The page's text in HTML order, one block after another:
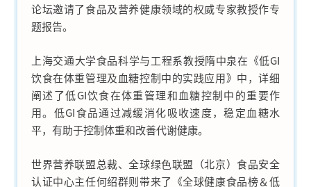
论坛邀请了食品及营养健康领域的权威专家教授作专
题报告。
上海交通大学食品科学与工程系教授隋中泉在《低GI
饮食在体重管理及血糖控制中的实践应用》中，详细
阐述了低GI饮食在体重管理和血糖控制中的重要作
用。低GI食品通过减缓消化吸收速度，稳定血糖水
平，有助于控制体重和改善代谢健康。
世界营养联盟总裁、全球绿色联盟（北京）食品安全
认证中心主任何绍群则带来了《全球健康食品榜＆低